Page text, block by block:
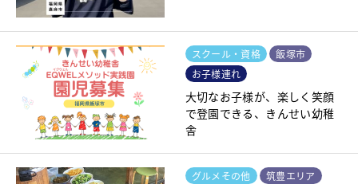
スクール・資格
飯塚市
お子様連れ
大切なお子様が、楽しく笑顔
で登園できる、きんせい幼稚
舎
グルメその他
筑豊エリア